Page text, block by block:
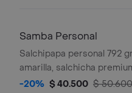
Samba Personal
Salchipapa personal 792
amarilla, salchicha
gratinado, maicitos,maduro
-20% $ 40.500 $ 50.600